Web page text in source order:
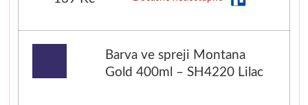
Barva ve spreji Montana
Gold 400ml – SH4220 Lilac